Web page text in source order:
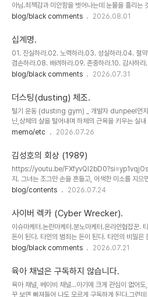
아님.죄책감과 미안함을 벗어나는데 눈물을 흘리는
지금까지 통하여 왔기에 눈물을 흘리는 것임.습관처
험한 인간임.
blog/black comments 2026.08.01
십계명.
01. 진실하라.02. 노력하라.03. 성실하라.04. 절
겸손하라.08. 배려하라.09. 존중하라.10. 감사하라.
blog/black comments
2026.07.31
더스팅(dusting) 체조.
털기 운동 (dusting gym) _ 개발자 dunpeel먼지
닌,상체의 살을 털어내며 하체의 근육을 키우는 실
에 붙인 성의 없는 제자리 뛰기)좁은 실내에서 청년부
앞굽(앞부분)으로 신체를 위아래로 튕기는 운동.중요
올곧게 펴고, 상체의 힘을 빼는 것.신체를 위아래로
으로 종아리를 중심으로 하체의 근력운동이 가능.팔
팔을 펼침. 힘을 뺀 상체의 군살이 흔들리며 자극받
기본 보조 포즈 기본 포즈에서 까치발로 지탱이 어려
같은 방..
memo/etc 2026.07.26
김성호의 회상 (1989)
https://youtu.be/
지. 그녀는 조그만 손을 흔들고, 어색한 미소를 지으
잡을 수는 없었어. 지금은 후회를 하고 있지만. 멀어
이 없지만, 찢어진 사진 한장 남질 않았네. 그녀는 울
그때는 너무나 어렸었기에, 그녀의 소중함을 알지
께 했던 시간들은. 한두번 원망도 했었지만, 좋은 사
내 맘을 아프게 했지. 서로 말없이 걷기도..
blog/contents 2026.07.24
사이버 렉카 (Cyber Wrecker).
이슈마케터.논란마케터.분노마케터.온라인협잡꾼.
돈이 된다. 타인의 범죄는 돈이 된다. 타인의 비밀은
blog/black comments
2026.07.21
육아 채널은 구독하지 않습니다.
육아 채널, 베이비 채널...아기에 크게 관심이 없어
꾸 보면 빠져들어 나도 모르게 구독하게 된다.그런